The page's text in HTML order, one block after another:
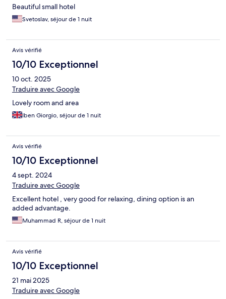
Beautiful small hotel
Svetoslav, séjour de 1 nuit
Avis vérifié
10/10 Exceptionnel
10 oct. 2025
Traduire avec Google
Lovely room and area
Iben Giorgio, séjour de 1 nuit
Avis vérifié
10/10 Exceptionnel
4 sept. 2024
Traduire avec Google
Excellent hotel , very good for relaxing, dining option is an
added advantage.
Muhammad R, séjour de 1 nuit
Avis vérifié
10/10 Exceptionnel
21 mai 2025
Traduire avec Google